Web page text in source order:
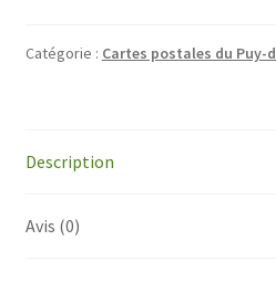
L'Hôtel
Catégorie : Cartes postales du Puy-
Description
Avis (0)